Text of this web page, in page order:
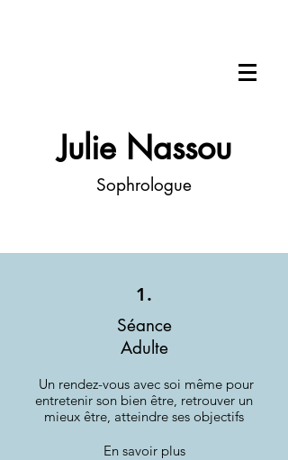
Julie Nassou
Sophrologue
1.
Séance
Adulte
Un rendez-vous avec soi même pour
entretenir son bien être, retrouver un
mieux être, atteindre ses objectifs
En savoir plus